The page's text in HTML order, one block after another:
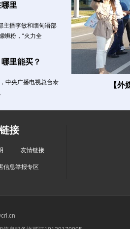
里
主播李敏和缅甸语部
蛳粉，“火力全
里能买？
中央广播电视总台泰
【
接
友情链接
信息举报专区